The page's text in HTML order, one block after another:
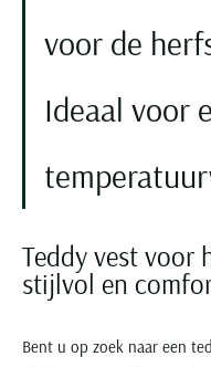
voor de
Ideaal voor
Teddy vest voor
stijlvol en
Bent u op zoek naar een